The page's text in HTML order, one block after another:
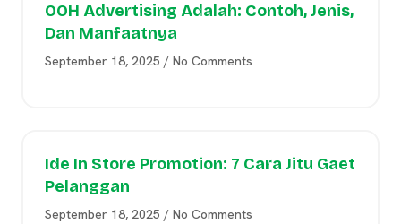
OOH Advertising Adalah: Contoh, Jenis,
Dan Manfaatnya
September 18, 2025 No Comments
Ide In Store Promotion: 7 Cara Jitu Gaet
Pelanggan
September 18, 2025 No Comments